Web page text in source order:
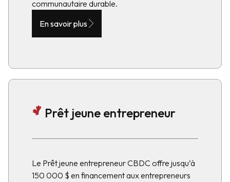
communautaire durable.
En savoir plus
Prêt jeune entrepreneur
Le Prêt jeune entrepreneur CBDC offre jusqu’à
150 000 $ en financement aux entrepreneurs